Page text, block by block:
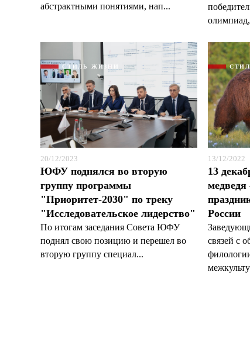
абстрактными понятиями, нап...
СТИЛЬ ЖИЗНИ
20/12/2023
ЮФУ поднялся во вторую
группу программы
"Приоритет-2030" по треку
"Исследовательское лидерство"
По итогам заседания Совета ЮФУ
поднял свою позицию и перешел во
вторую группу специал...
13/12/2022
13
России
связей с